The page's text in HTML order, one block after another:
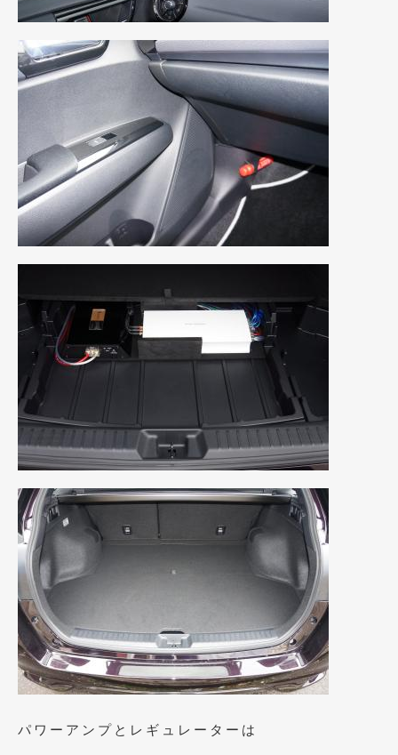
パワーアンプとレギュレーターは